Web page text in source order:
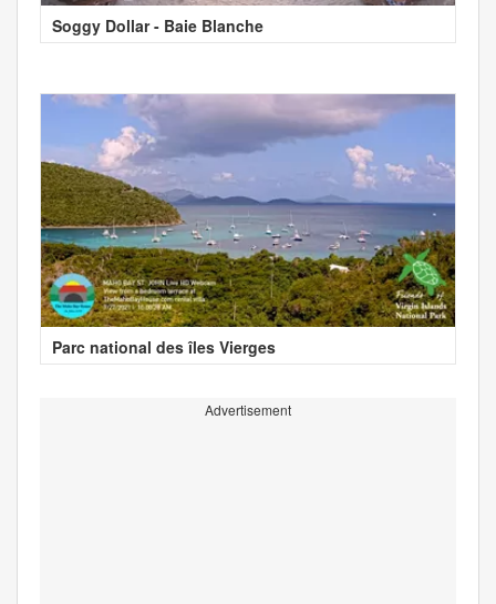
Soggy Dollar - Baie Blanche
Parc national des îles Vierges
Advertisement